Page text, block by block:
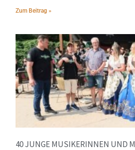
Zum Beitrag »
40 JUNGE MUSIKERINNEN UND